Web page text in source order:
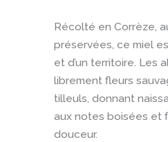
Récolté en Corrèze,
préservées, ce miel
et d’un territoire. Les
librement fleurs
tilleuls, donnant
aux notes boisées et
douceur.